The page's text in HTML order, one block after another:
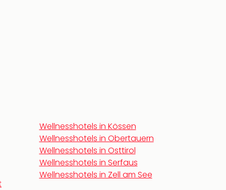
Wellnesshotels in Kössen
Wellnesshotels in Obertauern
Wellnesshotels in Osttirol
Wellnesshotels in Serfaus
Wellnesshotels in Zell am See